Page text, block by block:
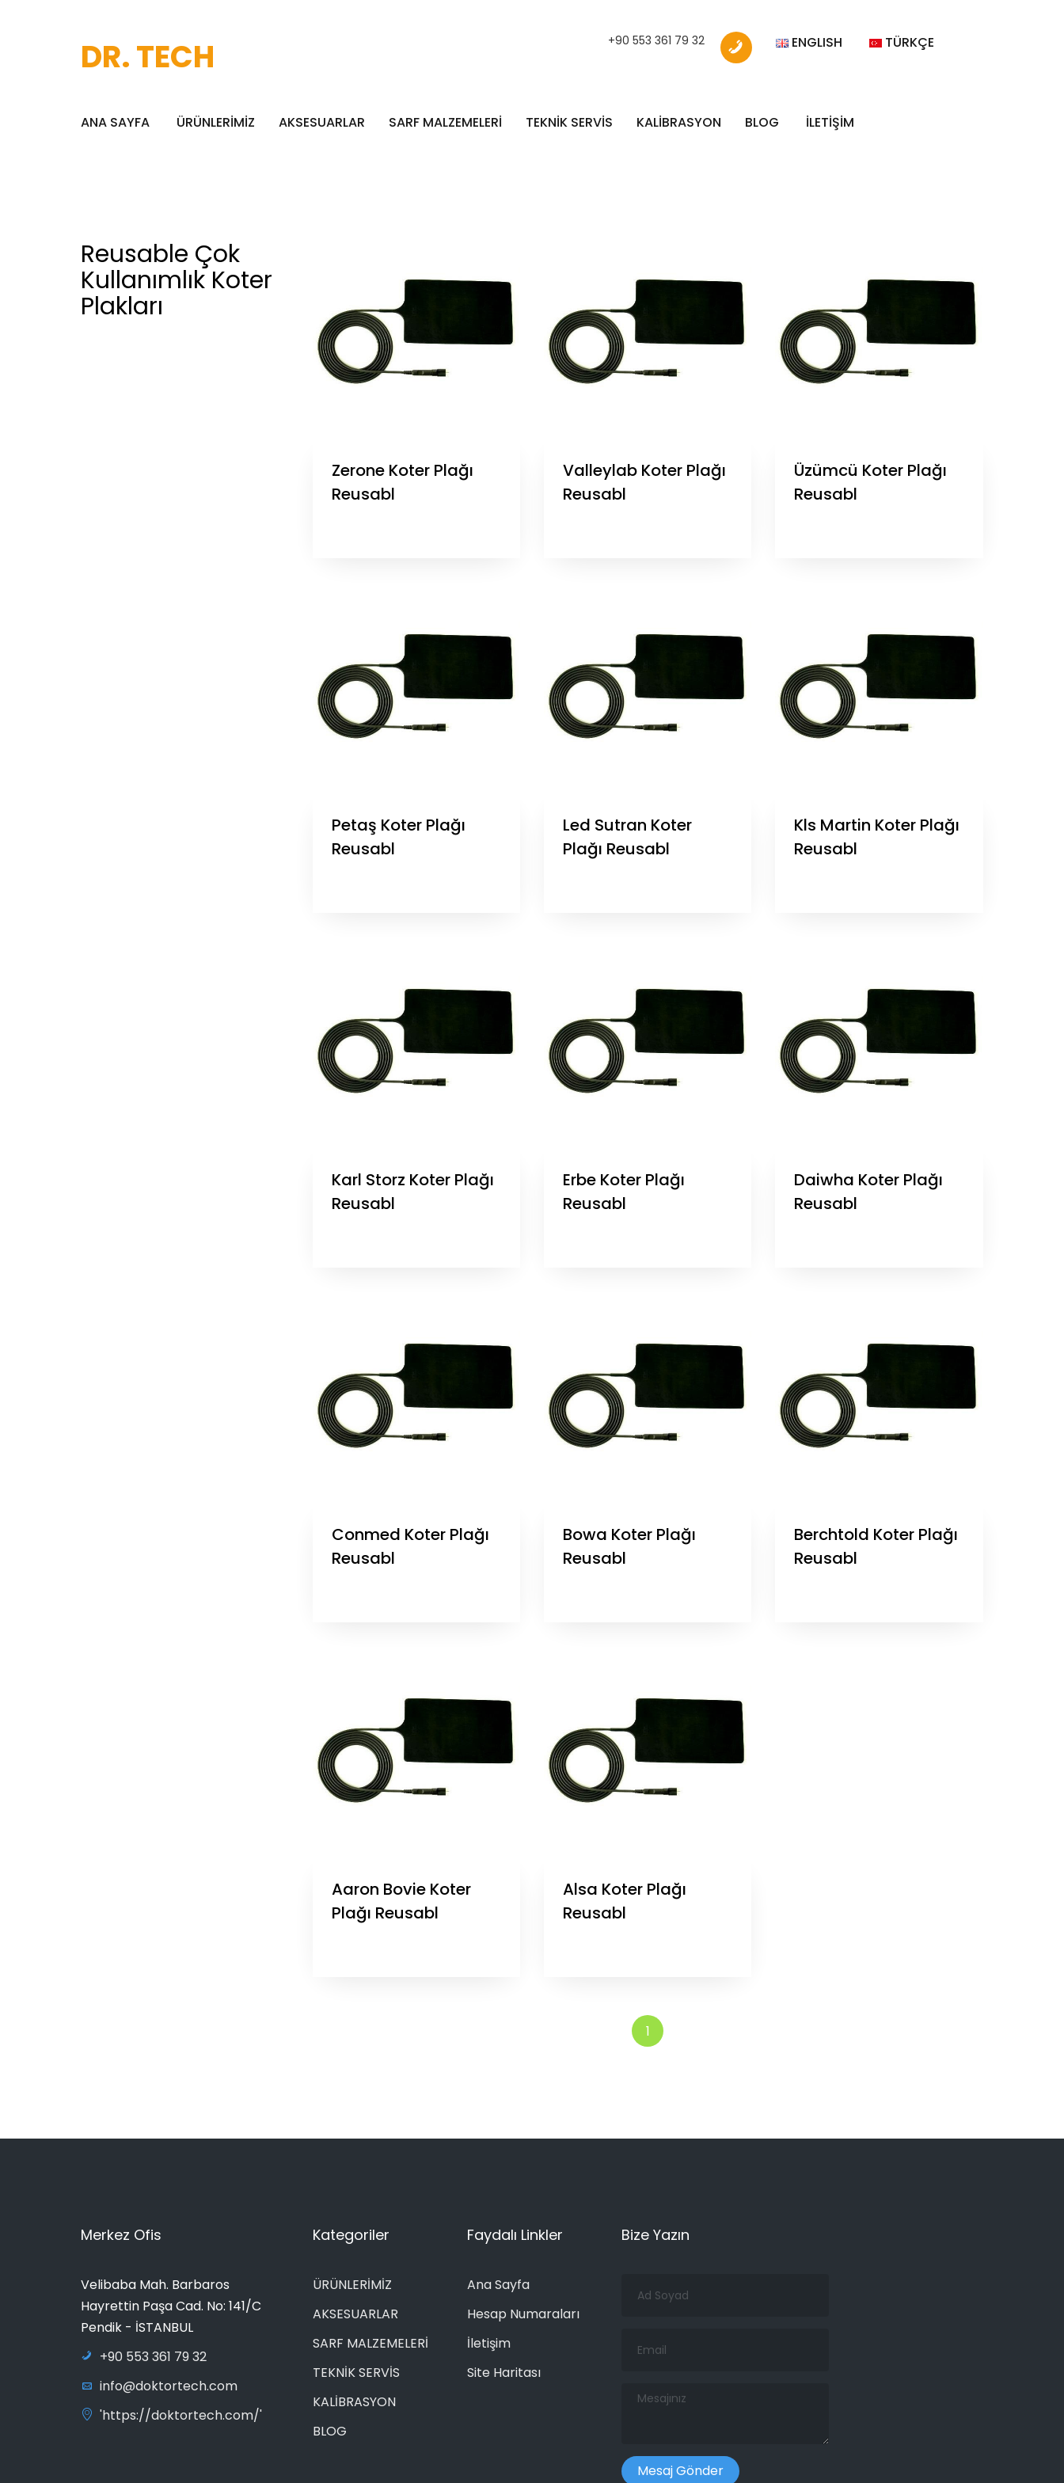
DR. TECH +90 553 361 79 32 ENGLISH TÜRKÇE
ANA SAYFA ÜRÜNLERİMİZ AKSESUARLAR SARF MALZEMELERİ TEKNİK SERVİS KALİBRASYON BLOG İLETİŞİM
Reusable Çok
Kullanımlık Koter
Plakları
Zerone Koter Plağı
Reusabl
Valleylab Koter Plağı
Reusabl
Üzümcü Koter Plağı
Reusabl
Petaş Koter Plağı
Reusabl
Led Sutran Koter
Plağı Reusabl
Kls Martin Koter Plağı
Reusabl
Karl Storz Koter Plağı
Reusabl
Erbe Koter Plağı
Reusabl
Daiwha Koter Plağı
Reusabl
Conmed Koter Plağı
Reusabl
Bowa Koter Plağı
Reusabl
Berchtold Koter Plağı
Reusabl
Aaron Bovie Koter
Plağı Reusabl
Alsa Koter Plağı
Reusabl
1
Merkez Ofis
Velibaba Mah. Barbaros
Hayrettin Paşa Cad. No: 141/C
Pendik - İSTANBUL
+90 553 361 79 32
info@doktortech.com
'https://doktortech.com/'
Kategoriler
ÜRÜNLERİMİZ
AKSESUARLAR
SARF MALZEMELERİ
TEKNİK SERVİS
KALİBRASYON
BLOG
Faydalı Linkler
Ana Sayfa
Hesap Numaraları
İletişim
Site Haritası
Bize Yazın
Soyad
Mesajınız